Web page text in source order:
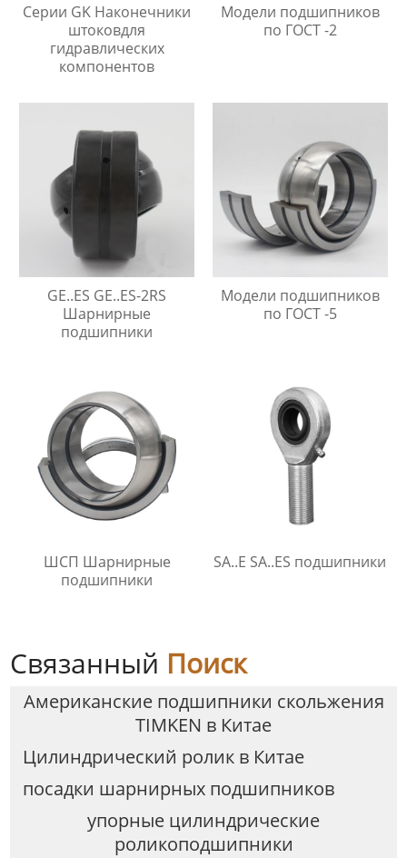
Серии GK Наконечники
штоковдля
гидравлических
компонентов
Модели подшипников
по ГОСТ -2
GE..ES GE..ES-2RS
Шарнирные
подшипники
Модели подшипников
по ГОСТ -5
ШСП Шарнирные
подшипники
SA..E SA..ES подшипники
Связанный Поиск
Американские подшипники скольжения
TIMKEN в Китае
Цилиндрический ролик в Китае
посадки шарнирных подшипников
упорные цилиндрические
роликоподшипники